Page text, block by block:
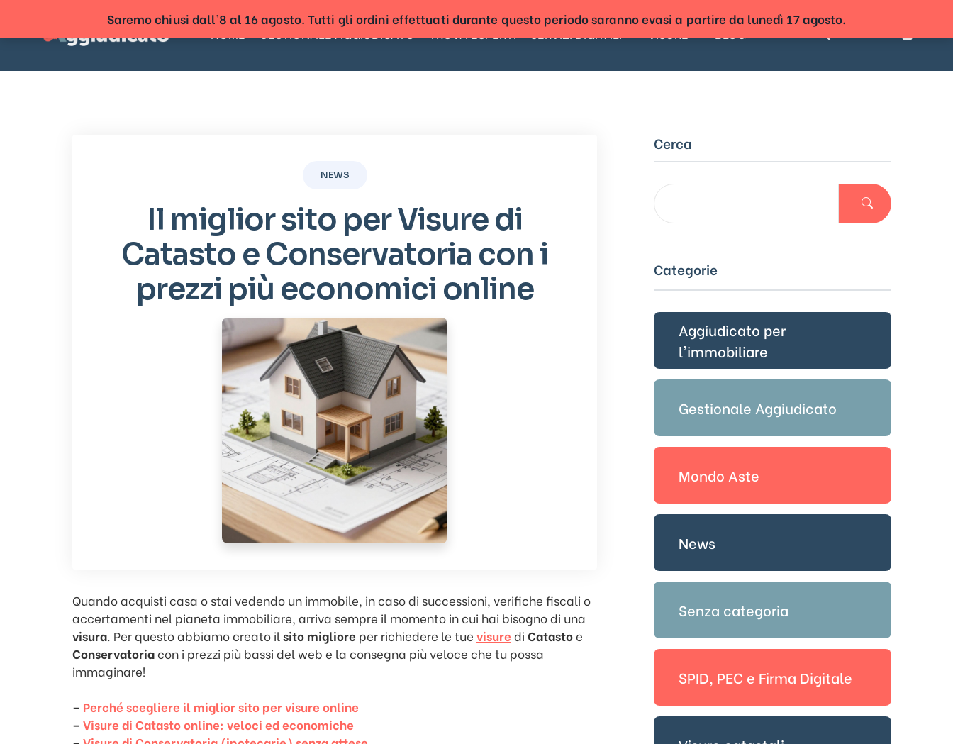
HOME GESTIONALE AGGIUDICATO TROVA ESPERTI SERVIZI DIGITALI VISURE BLOG
NEWS
Il miglior sito per Visure di
Catasto e Conservatoria con i
prezzi più economici online
Quando acquisti casa o stai vedendo un immobile, in caso di successioni, verifiche fiscali o
accertamenti nel pianeta immobiliare, arriva sempre il momento in cui hai bisogno di una
visura. Per questo abbiamo creato il sito migliore per richiedere le tue visure di Catastoe
Conservatoriacon i prezzi più bassi del web e la consegna più veloce che tu possa
immaginare!
– Perché scegliere il miglior sito per visure online
– Visure di Catasto online: veloci ed economiche
Cerca
Categorie
Aggiudicato per
l'immobiliare
Gestionale Aggiudicato
Mondo Aste
News
Senza categoria
SPID, PEC e Firma Digitale
Saremo chiusi dall’8 al 16 agosto. Tutti gli ordini effettuati durante questo periodo saranno evasi a partire da lunedì 17 agosto.